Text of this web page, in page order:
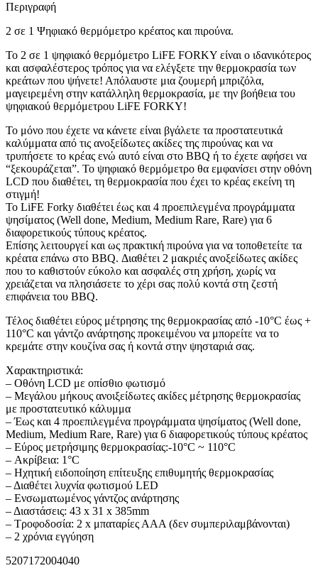
Περιγραφή
2 σε 1 Ψηφιακό θερμόμετρο κρέατος και πιρούνα.
To 2 σε 1 ψηφιακό θερμόμετρο LiFE FORKY είναι ο ιδανικότερος
και ασφαλέστερος τρόπος για να ελέγξετε την θερμοκρασία των
κρεάτων που ψήνετε! Απόλαυστε μια ζουμερή μπριζόλα,
μαγειρεμένη στην κατάλληλη θερμοκρασία, με την βοήθεια του
ψηφιακού θερμόμετρου LiFE FORKY!
Το μόνο που έχετε να κάνετε είναι βγάλετε τα προστατευτικά
καλύμματα από τις ανοξείδωτες ακίδες της πιρούνας και να
τρυπήσετε το κρέας ενώ αυτό είναι στο BBQ ή το έχετε αφήσει να
“ξεκουράζεται”. Το ψηφιακό θερμόμετρο θα εμφανίσει στην οθόνη
LCD που διαθέτει, τη θερμοκρασία που έχει το κρέας εκείνη τη
στιγμή!
Το LiFE Forky διαθέτει έως και 4 προεπιλεγμένα προγράμματα
ψησίματος (Well done, Medium, Medium Rare, Rare) για 6
διαφορετικούς τύπους κρέατος.
Επίσης λειτουργεί και ως πρακτική πιρούνα για να τοποθετείτε τα
κρέατα επάνω στο BBQ. Διαθέτει 2 μακριές ανοξείδωτες ακίδες
που το καθιστoύν εύκολο και ασφαλές στη χρήση, χωρίς να
χρειάζεται να πλησιάσετε το χέρι σας πολύ κοντά στη ζεστή
επιφάνεια του BBQ.
Τέλος διαθέτει εύρος μέτρησης της θερμοκρασίας από -10°C έως +
110°C και γάντζο ανάρτησης προκειμένου να μπορείτε να το
κρεμάτε στην κουζίνα σας ή κοντά στην ψησταριά σας.
Χαρακτηριστικά:
– Οθόνη LCD με οπίσθιο φωτισμό
– Μεγάλου μήκους ανοιξείδωτες ακίδες μέτρησης θερμοκρασίας
με προστατευτικό κάλυμμα
– Έως και 4 προεπιλεγμένα προγράμματα ψησίματος (Well done,
Medium, Medium Rare, Rare) για 6 διαφορετικούς τύπους κρέατος
– Εύρος μετρήσιμης θερμοκρασίας:-10°C ~ 110°C
– Ακρίβεια: 1°C
– Ηχητική ειδοποίηση επίτευξης επιθυμητής θερμοκρασίας
– Διαθέτει λυχνία φωτισμού LED
– Ενσωματωμένος γάντζος ανάρτησης
– Διαστάσεις: 43 x 31 x 385mm
– Τροφοδοσία: 2 x μπαταρίες ΑΑΑ (δεν συμπεριλαμβάνονται)
– 2 χρόνια εγγύηση
5207172004040